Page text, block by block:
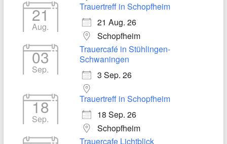
21
Aug.
Trauertreff in Schopfheim
21 Aug. 26
Schopfheim
03
Sep.
Trauercafé in Stühlingen-
Schwaningen
3 Sep. 26
18
Sep.
Trauertreff in Schopfheim
18 Sep. 26
Schopfheim
Trauercafe Lichtblick